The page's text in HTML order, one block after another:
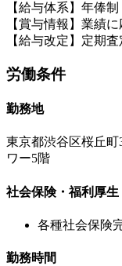
【給与体系】年俸制
【賞与情報】業績
【給与改定】定期
労働条件
勤務地
東京都渋谷区桜丘
ワー5階
社会保険・福利厚生
各種社会保険
勤務時間